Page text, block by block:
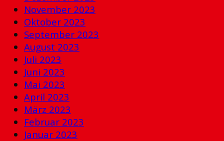
November 2023
Oktober 2023
September 2023
August 2023
Juli 2023
Juni 2023
Mai 2023
April 2023
März 2023
Februar 2023
Januar 2023